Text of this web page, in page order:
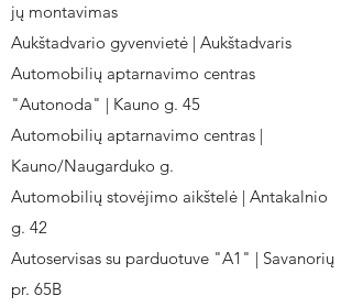
jų montavimas
Aukštadvario gyvenvietė | Aukštadvaris
Automobilių aptarnavimo centras
"Autonoda" | Kauno g. 45
Automobilių aptarnavimo centras |
Kauno/Naugarduko g.
Automobilių stovėjimo aikštelė | Antakalnio
g. 42
Autoservisas su parduotuve "A1" | Savanorių
pr. 65B